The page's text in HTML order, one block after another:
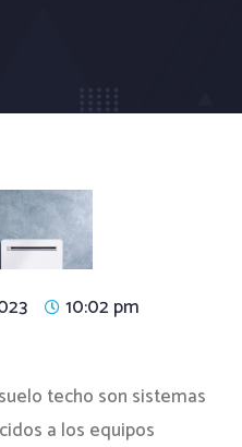
10:02 pm
techo son sistemas
a los equipos